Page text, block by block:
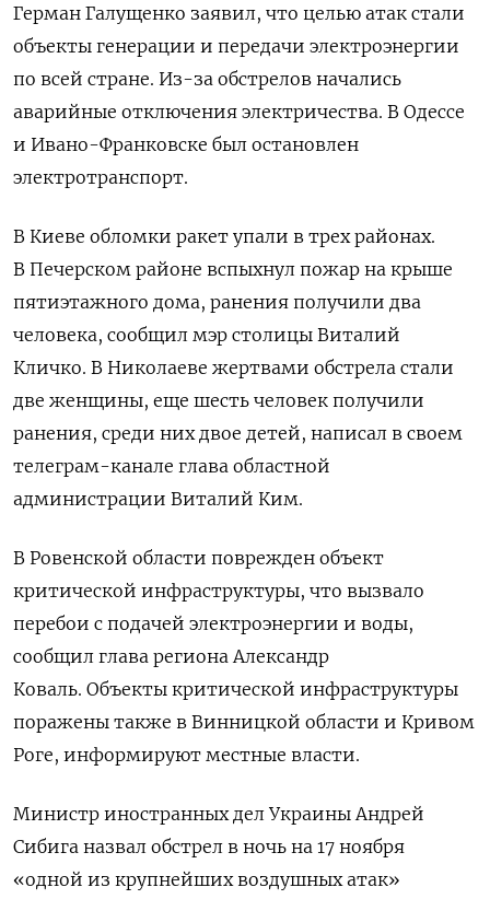
Герман Галущенко заявил, что целью атак стали
объекты генерации и передачи электроэнергии
по всей стране. Из-за обстрелов начались
аварийные отключения электричества. В Одессе
и Ивано-Франковске был остановлен
электротранспорт.
В Киеве обломки ракет упали в трех районах.
В Печерском районе вспыхнул пожар на крыше
пятиэтажного дома, ранения получили два
человека, сообщил мэр столицы Виталий
Кличко. В Николаеве жертвами обстрела стали
две женщины, еще шесть человек получили
ранения, среди них двое детей, написал в своем
телеграм-канале глава областной
администрации Виталий Ким.
В Ровенской области поврежден объект
критической инфраструктуры, что вызвало
перебои с подачей электроэнергии и воды,
сообщил глава региона Александр
Коваль. Объекты критической инфраструктуры
поражены также в Винницкой области и Кривом
Роге, информируют местные власти.
Министр иностранных дел Украины Андрей
Сибига назвал обстрел в ночь на 17 ноября
«одной из крупнейших воздушных атак»